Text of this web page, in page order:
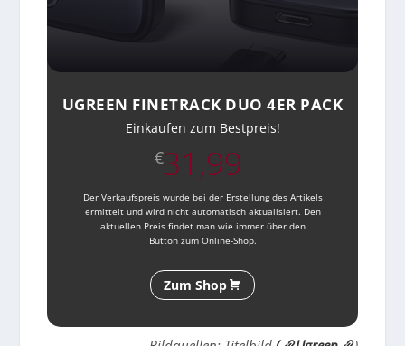
UGREEN FINETRACK DUO 4ER PACK
Einkaufen zum Bestpreis!
€31,99
Der Verkaufspreis wurde bei der Erstellung des Artikels
ermittelt und wird nicht automatisch aktualisiert. Den
aktuellen Preis findet man wie immer über den
Button zum Online-Shop.
Zum Shop